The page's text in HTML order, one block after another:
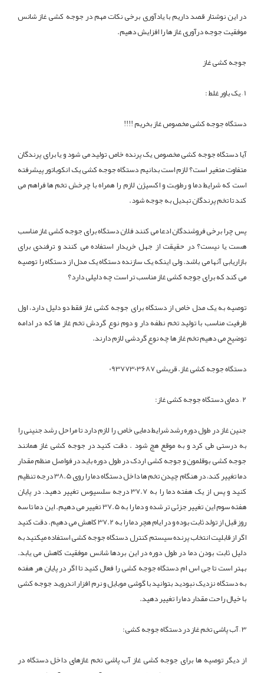
در این نوشتار قصد داریم با یادآوری برخی نکات مهم در جوجه کشی غاز شانس
موفقیت جوجه درآوری غاز ها را افزایش دهیم.
جوجه کشی غاز
1 – یک باور غلط :
دستگاه جوجه کشی مخصوص غاز بخریم !!!!
آیا دستگاه جوجه کشی مخصوص یک پرنده خاص تولید می شود و یا برای پرندگان
متفاوت متغیر است؟ لازم است بدانیم دستگاه جوجه کشی یک انکوباتور پیشرفته
است که شرایط دما و رطوبت و اکسیژن لازم را همراه با چرخش تخم ها فراهم می
کند تا تخم پرندگان تبدیل به جوجه شود.
پس چرا برخی فروشندگان ادعا می کنند فلان دستگاه برای جوجه کشی غاز مناسب
هست یا نیست؟ در حقیقت از جهل خریدار استفاده می کنند و ترفندی برای
بازاریابی آنها می باشد. ولی اینکه یک سازنده دستگاه یک مدل از دستگاه را توصیه
می کند که برای جوجه کشی غاز مناسب تر است چه دلیلی دارد؟
توصیه به یک مدل خاص از دستگاه برای جوجه کشی غاز فقط دو دلیل دارد، اول
ظرفیت مناسب با تولید تخم نطفه دار و دوم نوع گردش تخم غاز ها که در ادامه
توضیح می دهیم تخم غاز ها چه نوع گردشی لازم دارند.
دستگاه جوجه کشی غاز. قریشی 09377303687
2 – دمای دستگاه جوجه کشی غاز:
جنین غاز در طول دوره رشد شرایط دمایی خاص را لازم دارد تا مراحل رشد جنینی را
به درستی طی کرد و به موقع هچ شود . دقت کنید در جوجه کشی غاز همانند
جوجه کشی بوقلمون و جوجه کشی اردک در طول دوره باید در فواصل منظم مقدار
دما تغییر کند، در هنگام چیدن تخم ها داخل دستگاه دما را روی 38.5 درجه تنظیم
کنید و پس از یک هفته دما را به 37.7 درجه سلسیوس تغییر دهید. در پایان
هفته سوم این تغییر جزئی تر شده و دما را به 37.5 تغییر می دهیم. این دما تا سه
روز قبل از تولد ثابت بوده و در ایام هچر دما را به 37.2 کاهش می دهیم. دقت کنید
اگر از قابلیت انتخاب پرنده سیستم کنترل دستگاه جوجه کشی استفاده میکنید به
دلیل ثابت بودن دما در طول دوره در این بردها شانس موفقیت کاهش می یابد.
بهتر است تا جی اس ام دستگاه جوجه کشی را فعال کنید تا اگر در پایان هر هفته
به دستگاه نزدیک نبودید بتوانید با گوشی موبایل و نرم افزار اندروید جوجه کشی
با خیال راحت مقدار دما را تغییر دهید.
3 – آب پاشی تخم غاز در دستگاه جوجه کشی:
از دیگر توصیه ها برای جوجه کشی غاز آب پاشی تخم غازهای داخل دستگاه در